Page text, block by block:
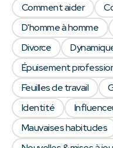
Comment aider
D'homme à homme
Divorce
Épuisement
Feuilles de travail
Identité
Mauvaises habitudes